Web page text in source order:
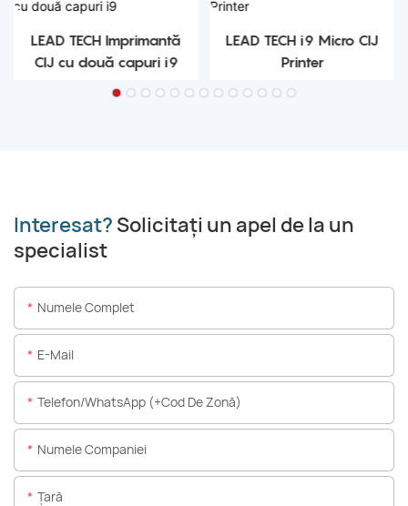
LEAD TECH Imprimantă
CIJ cu două capuri i9
LEAD TECH i9 Micro CIJ
Printer
Interesat? Solicitați un apel de la un
specialist
Numele Complet
E-Mail
Telefon/WhatsApp (+Cod De Zonă)
Numele Companiei
Ţară